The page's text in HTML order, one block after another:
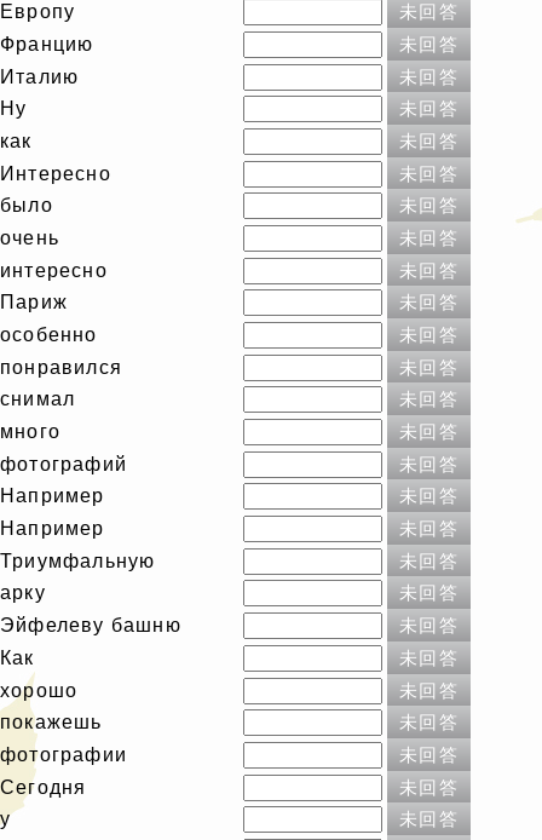
Европу
未回答
Францию
未回答
Италию
未回答
Ну
未回答
как
未回答
Интересно
未回答
было
未回答
очень
未回答
интересно
未回答
Париж
未回答
особенно
未回答
понравился
未回答
снимал
未回答
много
未回答
фотографий
未回答
Например
未回答
Например
未回答
Триумфальную
未回答
арку
未回答
Эйфелеву башню
未回答
Как
未回答
хорошо
未回答
покажешь
未回答
фотографии
未回答
Сегодня
未回答
у
未回答